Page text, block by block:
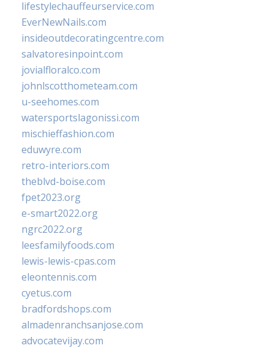
lifestylechauffeurservice.com
EverNewNails.com
insideoutdecoratingcentre.com
salvatoresinpoint.com
jovialfloralco.com
johnlscotthometeam.com
u-seehomes.com
watersportslagonissi.com
mischieffashion.com
eduwyre.com
retro-interiors.com
theblvd-boise.com
fpet2023.org
e-smart2022.org
ngrc2022.org
leesfamilyfoods.com
lewis-lewis-cpas.com
eleontennis.com
cyetus.com
bradfordshops.com
almadenranchsanjose.com
advocatevijay.com